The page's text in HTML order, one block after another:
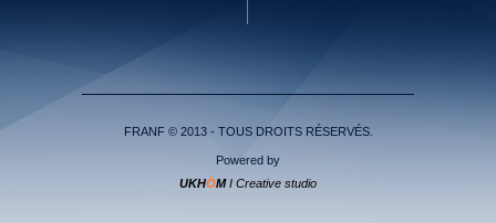
FRANF © 2013 - TOUS DROITS RÉSERVÉS.
Powered by
UKHÖMI Creative studio